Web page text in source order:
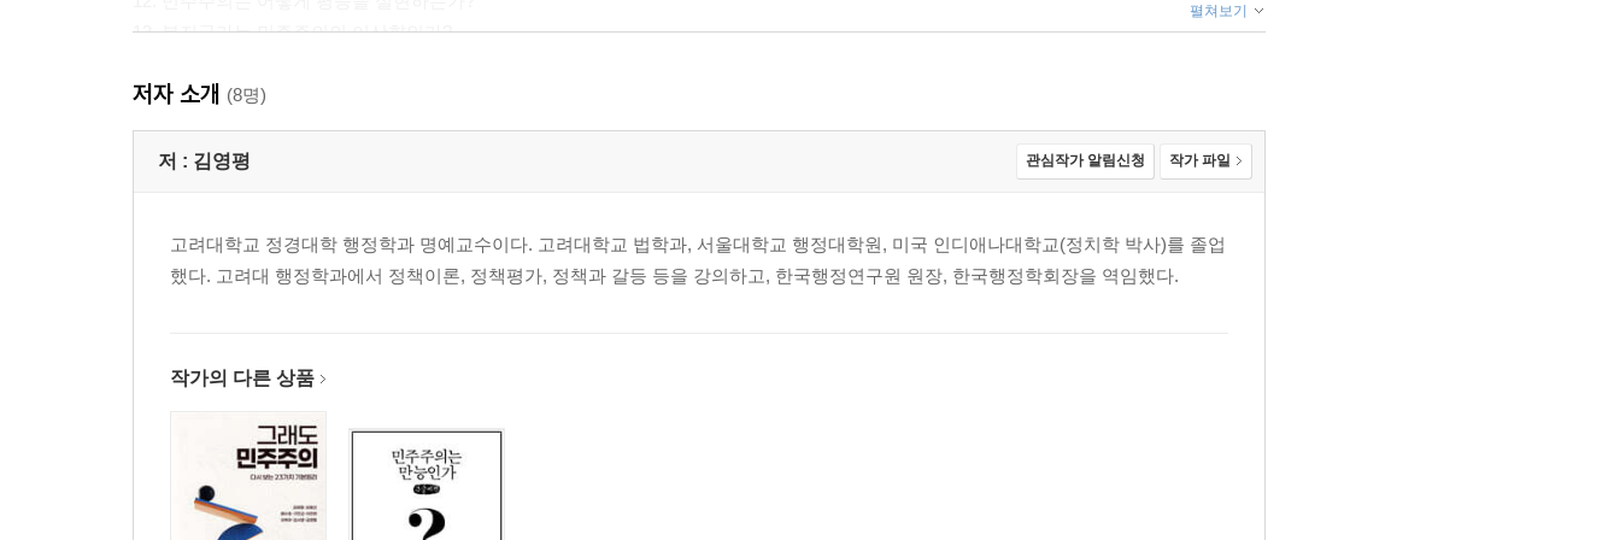
13. 복지국가는 민주주의의 이상향인가?
15. 정책은 여론을 따라가야 하는가?
16. 더 많이 참여할수록 민주주의는 더 잘 기능할까?
17. 직접민주주의가 더 나은 민주주의인가?
20. 시민단체는 정말 시민을 위한 단체인가?
21. 민주주의 국가는 왜 갈등을 당연시하며 관리 대상으로 보는가?
펼쳐보기
저자 소개 (8명)
저 : 김영평 관심작가 알림신청 작가 파일
고려대학교 정경대학 행정학과 명예교수이다. 고려대학교 법학과, 서울대학교 행정대학원, 미국 인디애나대학교(정치학 박사)를 졸업
했다. 고려대 행정학과에서 정책이론, 정책평가, 정책과 갈등 등을 강의하고, 한국행정연구원 원장, 한국행정학회장을 역임했다.
작가의 다른 상품